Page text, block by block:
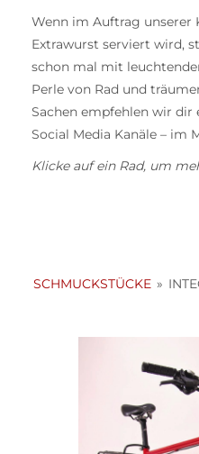
Wenn im Auftrag unserer
Extrawurst serviert wird,
schon mal mit
Perle von Rad und
Sachen empfehlen wir dir
Social Media Kanäle – im
Klicke auf ein Rad, um
SCHMUCKSTÜCKE »